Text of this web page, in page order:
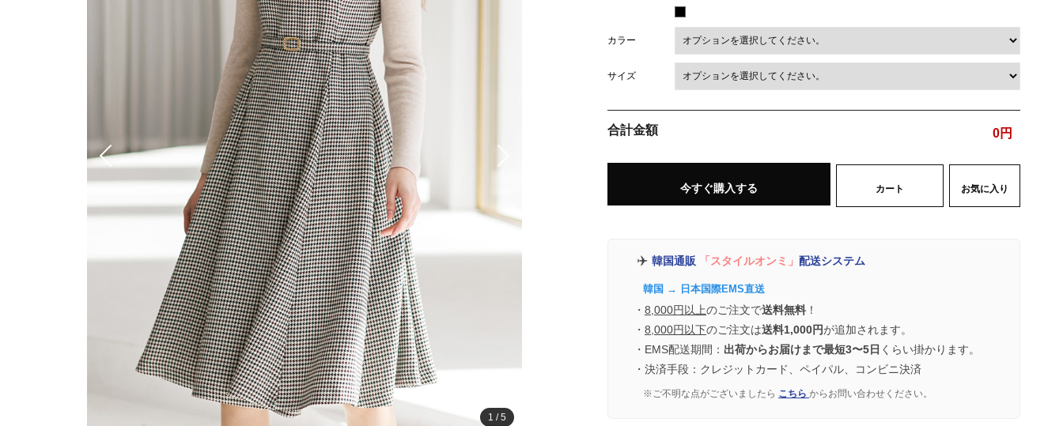
1 /5
カラー
サイズ
合計金額 0円
今すぐ購入する カート お気に入り
✈️ 韓国通販 「スタイルオンミ」 配送システム
韓国 → 日本国際EMS直送
・ 8,000円以上のご注文で送料無料 ！
・ 8,000円以下のご注文は送料1,000円が追加されます。
・EMS配送期間： 出荷からお届けまで最短3〜5日 くらい掛かります。
・決済手段：クレジットカード、ペイパル、コンビニ決済
※ご不明な点がございましたら こちら からお問い合わせください。